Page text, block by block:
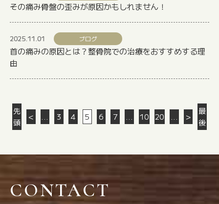
その痛み骨盤の歪みが原因かもしれません！
2025.11.01 ブログ
首の痛みの原因とは？整骨院での治療をおすすめする理
由
先
頭
< 3 4 5 6 7 10 20 >
最
後
CONTACT